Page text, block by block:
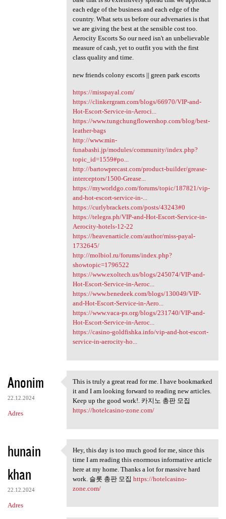
each edge of the business and each edge of the
country. What sets us before our adversaries is that
we are giving the best at the sensible cost too.
Aerocity Escorts So our need isn't an unbelievable
measure of cash, yet to outfit you with the first
class quality and time.
new friends colony escorts || green park escorts
https://misspayal.com/
https://clinkergram.com/blogs/66970/VIP-and-
Hot-Escort-Service-in-Aeroci...
https://www.tungchungflowershop.com/blog/best-
leather-bags
http://www.min-
funabashi.jp/modules/community/index.php?
topic_id=1559#po...
http://bartowprecast.com/product-builder/grease-
interceptors/1500-Grease...
https://myworldgo.com/forums/topic/187821/vip-
and-hot-escort-service-in-...
https://curlybrackets.com/posts/43243#0
https://telegra.ph/VIP-and-Hot-Escort-Service-in-
Aerocity-hotels-12-22
https://heavenarticle.com/author/miss-payal-
1732645/
http://molbiol.ru/forums/index.php?
showtopic=1796522
https://www.exoltech.us/blogs/245074/VIP-and-
Hot-Escort-Service-in-Aeroc...
https://www.benedeek.com/blogs/130049/VIP-
and-Hot-Escort-Service-in-Aero...
https://www.vaca-ps.org/blogs/231740/VIP-and-
Hot-Escort-Service-in-Aeroc...
https://casino-goldfishka.info/vip-and-hot-escort-
service-in-aerocity-ho...
Anonim
22.12.2024
Adres
This is truly a great read
This is truly a great read for me. I have bookmarked
it and I am looking forward to reading new articles.
Keep up the good work!. 카지노 총판 모집
https://hotelcasino-zone.com/
hunain
khan
22.12.2024
Adres
Hey, this day is too much
Hey, this day is too much good for me, since this
time I am reading this enormous informative article
here at my home. Thanks a lot for massive hard
work. 슬롯 총판 모집 https://hotelcasino-
zone.com/